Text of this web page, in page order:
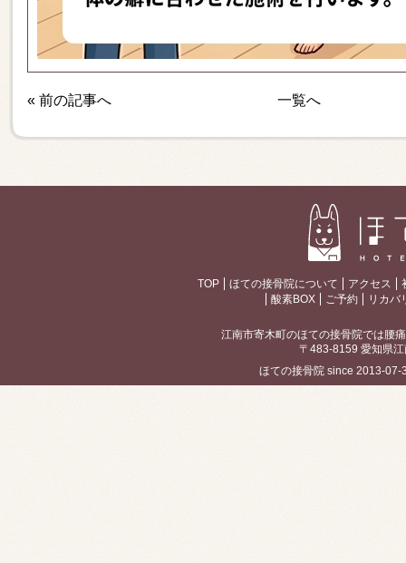
« 前の記事へ 一覧へ
TOP ほての接骨院について アクセス
酸素BOX
ご予約 リカバ
ほての接骨院 since 2013-
江南市寄木町のほての接骨院では腰
〒483-8159 愛知県